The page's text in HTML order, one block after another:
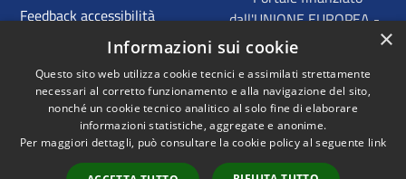
Feedback accessibilità
dall'UNIONE EUROPEA -
FONDI STRUTTURALI
EUROPEI - Programma
Operativo FESR Sicilia
2014 - 2020 Agenda
Urbana ITI "Palermo -
Bagheria"
×
Informazioni sui cookie
Questo sito web utilizza cookie tecnici e assimilati strettamente
necessari al corretto funzionamento e alla navigazione del sito,
nonché un cookie tecnico analitico al solo fine di elaborare
informazioni statistiche, aggregate e anonime.
Per maggiori dettagli, può consultare la cookie policy al seguente link